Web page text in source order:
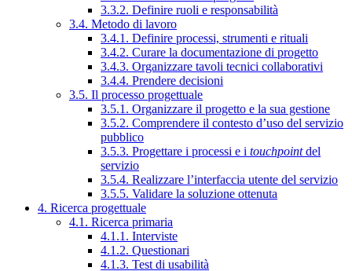
3.3.2. Definire ruoli e responsabilità
3.4. Metodo di lavoro
3.4.1. Definire processi, strumenti e rituali
3.4.2. Curare la documentazione di progetto
3.4.3. Organizzare tavoli tecnici collaborativi
3.4.4. Prendere decisioni
3.5. Il processo progettuale
3.5.1. Organizzare il progetto e la sua gestione
3.5.2. Comprendere il contesto d’uso del servizio
pubblico
3.5.3. Progettare i processi e i touchpointdel
servizio
3.5.4. Realizzare l’interfaccia utente del servizio
3.5.5. Validare la soluzione ottenuta
4. Ricerca progettuale
4.1. Ricerca primaria
4.1.1. Interviste
4.1.2. Questionari
4.1.3. Test di usabilità